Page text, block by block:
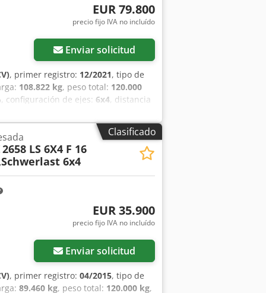
EUR 79.800
precio fijo IVA no incluído
Enviar solicitud
, primer registro: 12/2021, tipo de
108.822 kg, peso total: 120.000
, configuración de ejes: 6x4, distancia
de emisión:Euro 6, amortiguación:
h , tamaño del neumático
de camas:1, Equipamiento:
bloqueo del diferencial,
filtro de hollín, ordenador
vehículo para consultas: 41655
de frenos * EBS, sistema de
* Nevera portátil * Suspensión
mantenimiento * Cama * Asientos
* Ordenador de a bordo *
* Tacógrafo digital * Radio CD *
* Preparación para OBU (unidad
Cierre centralizado con mando a
de AdBlue * Faros antiniebla *
Clasificado
2658 LS 6X4 F 16
6x4
EUR 35.900
precio fijo IVA no incluído
Enviar solicitud
, primer registro: 04/2015, tipo de
89.460 kg, peso total: 120.000 kg,